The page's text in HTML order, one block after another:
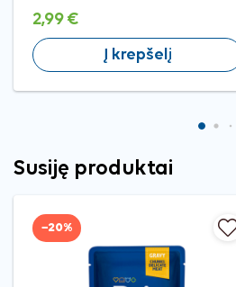
2,99 €
Į krepšelį
Susiję produktai
−20%